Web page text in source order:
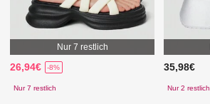
Nur 7 restlich
26,94€ -8%
Nur 7 restlich
35,98€
Nur 2 restlich